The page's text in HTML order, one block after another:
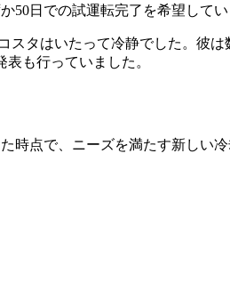
50日での試運転完了を希望してい
タはいたって冷静でした。彼
も行っていました。
時点で、ニーズを満たす新しい